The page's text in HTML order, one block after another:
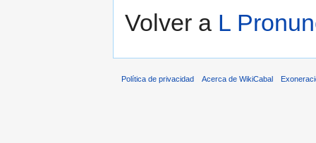
Volver a L
Política de privacidad Acerca de WikiCabal